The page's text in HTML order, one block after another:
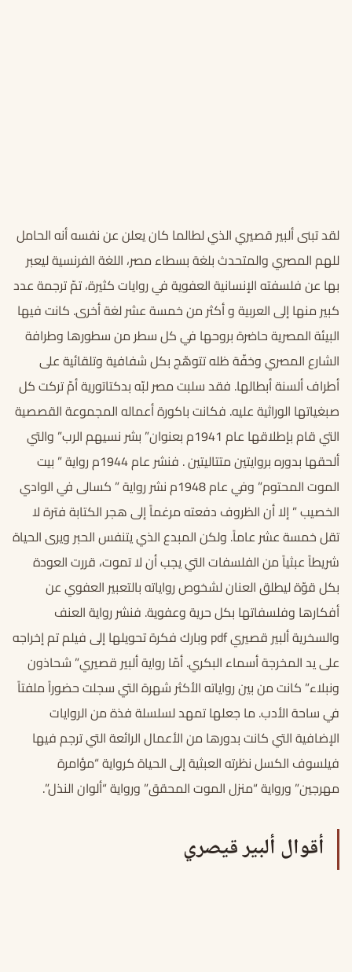
لقد تبنى ألبير قصيري الذي لطالما كان يعلن عن نفسه أنه الحامل
للهم المصري والمتحدث بلغة بسطاء مصر، اللغة الفرنسية ليعبر
بها عن فلسفته الإنسانية العفوية في روايات كثيرة، تمّ ترجمة عدد
كبير منها إلى العربية و أكثر من خمسة عشر لغة أخرى. كانت فيها
البيئة المصرية حاضرة بروحها في كل سطر من سطورها وطرافة
الشارع المصري وخفّة ظله تتوهّج بكل شفافية وتلقائية على
أطراف ألسنة أبطالها. فقد سلبت مصر لبّه بدكتاتورية أمّ تركت كل
صبغياتها الوراثية عليه. فكانت باكورة أعماله المجموعة القصصية
التي قام بإطلاقها عام 1941م بعنوان” بشر نسيهم الرب” والتي
ألحقها بدوره بروايتين متتاليتين . فنشر عام 1944م رواية ” بيت
الموت المحتوم” وفي عام 1948م نشر رواية ” كسالى في الوادي
الخصيب ” إلا أن الظروف دفعته مرغماً إلى هجر الكتابة فترة لا
تقل خمسة عشر عاماً. ولكن المبدع الذي يتنفس الحبر ويرى الحياة
شريطاً عبثياً من الفلسفات التي يجب أن لا تموت، قررت العودة
بكل قوّة ليطلق العنان لشخوص رواياته بالتعبير العفوي عن
أفكارها وفلسفاتها بكل حرية وعفوية. فنشر رواية العنف
والسخرية ألبير قصيري pdf وبارك فكرة تحويلها إلى فيلم تم إخراجه
على يد المخرجة أسماء البكري. أمّا رواية ألبير قصيري” شحاذون
ونبلاء” كانت من بين رواياته الأكثر شهرة التي سجلت حضوراً ملفتاً
في ساحة الأدب. ما جعلها تمهد لسلسلة فذة من الروايات
الإضافية التي كانت بدورها من الأعمال الرائعة التي ترجم فيها
فيلسوف الكسل نظرته العبثية إلى الحياة كرواية “مؤامرة
مهرجين” ورواية “منزل الموت المحقق” ورواية “ألوان النذل”.
أقوال ألبير قيصري